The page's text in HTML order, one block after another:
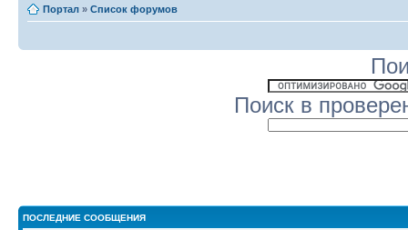
Портал » Список форумов
Поиск в
ПОСЛЕДНИЕ СООБЩЕНИЯ